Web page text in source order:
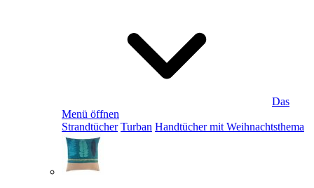
Das
Menü öffnen
Strandtücher Turban Handtücher mit Weihnachtsthema